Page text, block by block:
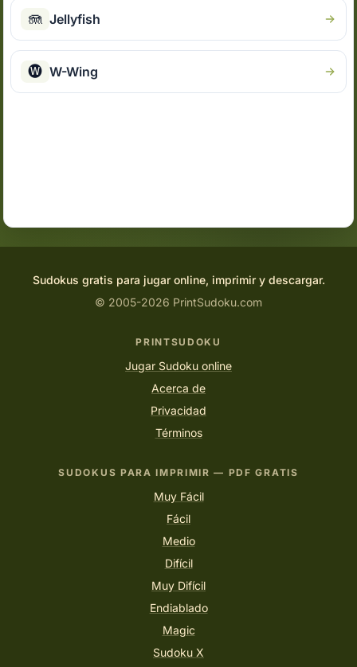
🪼 Jellyfish
🅦 W-Wing
Sudokus gratis para jugar online, imprimir y descargar.
© 2005-2026 PrintSudoku.com
PRINTSUDOKU
Jugar Sudoku online
Acerca de
Privacidad
Términos
SUDOKUS PARA IMPRIMIR — PDF GRATIS
Muy Fácil
Fácil
Medio
Difícil
Muy Difícil
Endiablado
Magic
Sudoku X